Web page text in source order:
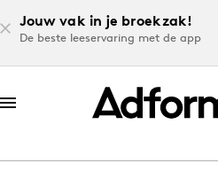
Jouw vak in je broekzak!
De beste leeservaring met de app